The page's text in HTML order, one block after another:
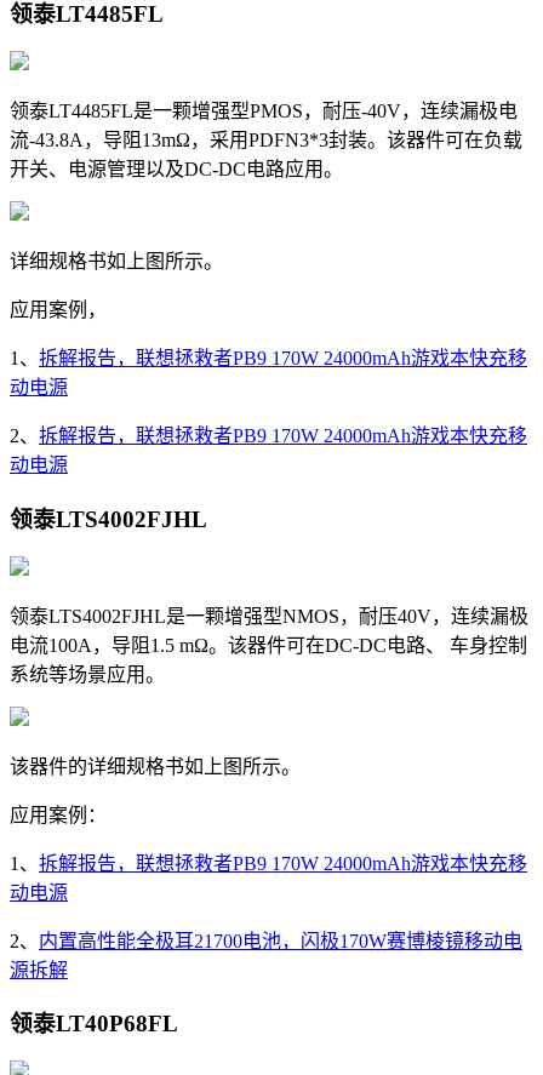
领泰LT4485FL
领泰LT4485FL是一颗增强型PMOS，耐压-40V，连续漏极电
流-43.8A，导阻13mΩ，采用PDFN3*3封装。该器件可在负载
开关、电源管理以及DC-DC电路应用。
详细规格书如上图所示。
应用案例，
1、 拆解报告，联想拯救者PB9 170W 24000mAh游戏本快充移
动电源
2、 拆解报告，联想拯救者PB9 170W 24000mAh游戏本快充移
动电源
领泰LTS4002FJHL
领泰LTS4002FJHL是一颗增强型NMOS，耐压40V， 连续漏极
电流100A，导阻 1.5 mΩ。该器件可在DC-DC电路、 车身控制
系统等场景应用。
该器件的详细规格书如上图所示。
应用案例：
1、 拆解报告，联想拯救者PB9 170W 24000mAh游戏本快充移
动电源
2、 内置高性能全极耳21700电池，闪极170W赛博棱镜移动电
源拆解
领泰LT40P68FL